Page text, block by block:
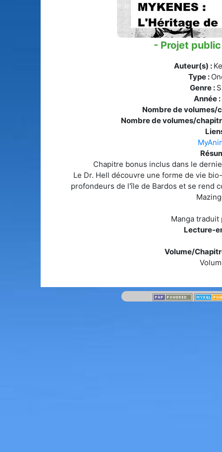
- Projet
Auteur(s) :
Type :
Genre :
Année :
Nombre de volumes/
Nombre de volumes/
Chapitre bonus inclus dans le
Le Dr. Hell découvre une forme de vie
profondeurs de l'île de Bardos et se rend
Manga traduit
Lecture-
Volume/